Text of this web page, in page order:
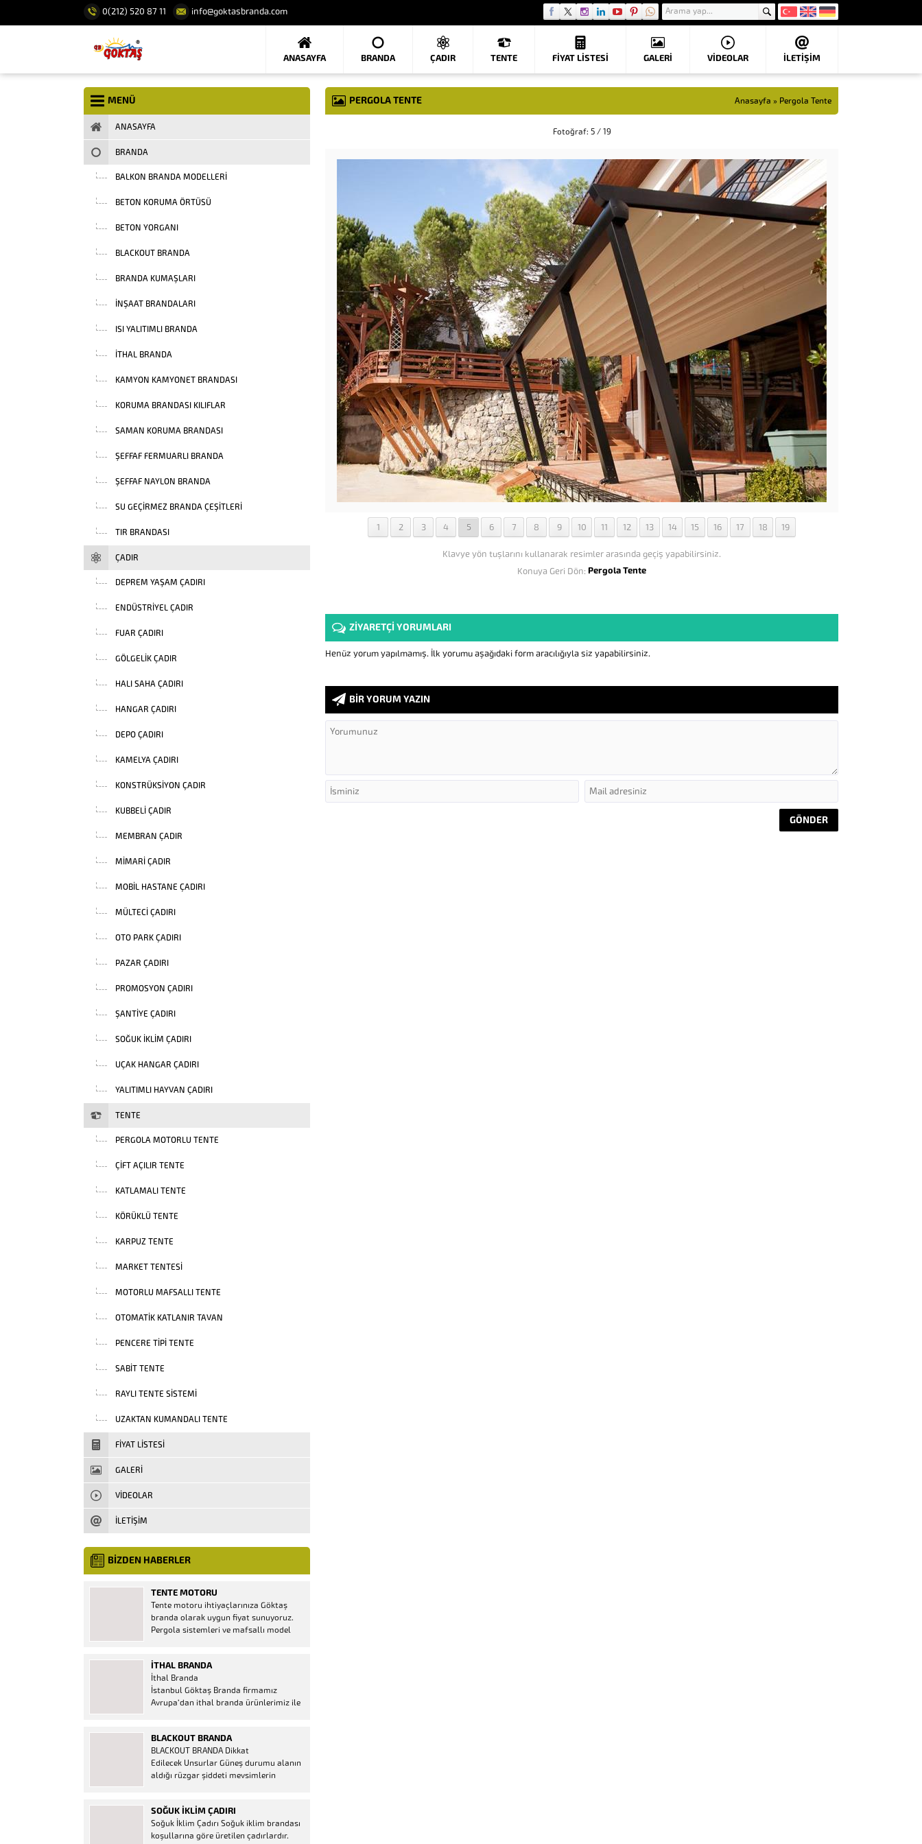
0(212) 520 87 11 info@goktasbranda.com
ANASAYFA BRANDA ÇADIR TENTE FIYAT LISTESI GALERİ VIDEOLAR İLETİŞİM
PERGOLA TENTE Anasayfa » Pergola Tente
Fotoğraf: 5 / 19
1 2 3 4 5 6 7 8 9 10 11 12 13 14 15 16 17 18 19
Klavye yön tuşlarını kullanarak resimler arasında geçiş yapabilirsiniz.
Konuya Geri Dön: Pergola Tente
ZİYARETÇİ YORUMLARI
Henüz yorum yapılmamış. İlk yorumu aşağıdaki form aracılığıyla siz yapabilirsiniz.
BİR YORUM YAZIN
MENÜ
ANASAYFA
BRANDA
BALKON BRANDA MODELLERI
BETON KORUMA ÖRTÜSÜ
BETON YORGANI
BLACKOUT BRANDA
BRANDA KUMAŞLARI
INŞAAT BRANDALARI
ISI YALITIMLI BRANDA
İTHAL BRANDA
KAMYON KAMYONET BRANDASI
KORUMA BRANDASI KILIFLAR
SAMAN KORUMA BRANDASI
ŞEFFAF FERMUARLI BRANDA
ŞEFFAF NAYLON BRANDA
SU GEÇIRMEZ BRANDA ÇEŞITLERI
TIR BRANDASI
ÇADIR
DEPREM YAŞAM ÇADIRI
ENDÜSTRIYEL ÇADIR
FUAR ÇADIRI
GÖLGELIK ÇADIR
HALI SAHA ÇADIRI
HANGAR ÇADIRI
DEPO ÇADIRI
KAMELYA ÇADIRI
KONSTRÜKSIYON ÇADIR
KUBBELI ÇADIR
MEMBRAN ÇADIR
MIMARI ÇADIR
MOBIL HASTANE ÇADIRI
MÜLTECI ÇADIRI
OTO PARK ÇADIRI
PAZAR ÇADIRI
PROMOSYON ÇADIRI
ŞANTIYE ÇADIRI
SOĞUK İKLIM ÇADIRI
UÇAK HANGAR ÇADIRI
YALITIMLI HAYVAN ÇADIRI
TENTE
PERGOLA MOTORLU TENTE
ÇIFT AÇILIR TENTE
KATLAMALI TENTE
KÖRÜKLÜ TENTE
KARPUZ TENTE
MARKET TENTESI
MOTORLU MAFSALLI TENTE
OTOMATIK KATLANIR TAVAN
PENCERE TIPI TENTE
SABIT TENTE
RAYLI TENTE SISTEMI
UZAKTAN KUMANDALI TENTE
FIYAT LISTESI
GALERİ
VIDEOLAR
İLETİŞİM
BİZDEN HABERLER
TENTE MOTORU
Tente motoru ihtiyaçlarınıza Göktaş
branda olarak uygun fiyat sunuyoruz.
Pergola sistemleri ve mafsallı model
mevcuttur. Kumanda ve diğer aparatlar
firmamızda mevcuttur.
İTHAL BRANDA
İthal Branda
İstanbul Göktaş Branda firmamız
Avrupa’dan ithal branda ürünlerimiz ile
Ürün Al dükkanı ürünleri peşin fiyatına
bol taksitle Göktaş Branda Çeşitleri
Adresinde, 1.kalite ithal ürün ne demek
Brandacı sektöründe faaliyet gösteren,
BLACKOUT BRANDA
BLACKOUT BRANDA Dikkat
Edilecek Unsurlar Güneş durumu alanın
aldığı rüzgar şiddeti mevsimlerin
düşünmeniz gereken bir kaç faktörden
biridir. Türkiye’nin lider Branda markası
Göktaş Branda, Hazine ve Maliye Bakanı
SOĞUK İKLIM ÇADIRI
Soğuk İklim Çadırı Soğuk iklim brandası
koşullarına göre üretilen çadırlardır.